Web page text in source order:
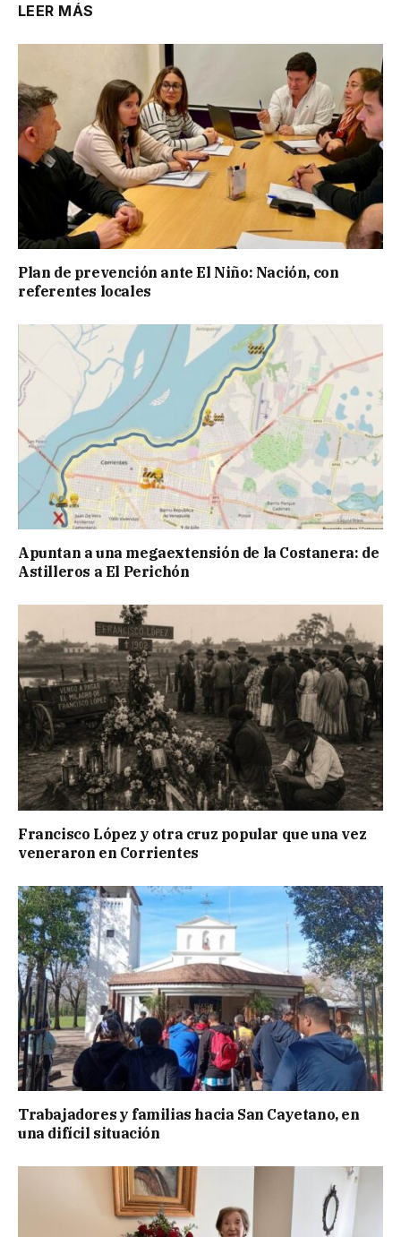
LEER MÁS
Plan de prevención ante El Niño: Nación, con
referentes locales
Apuntan a una megaextensión de la Costanera: de
Astilleros a El Perichón
Francisco López y otra cruz popular que una vez
veneraron en Corrientes
Trabajadores y familias hacia San Cayetano, en
una difícil situación